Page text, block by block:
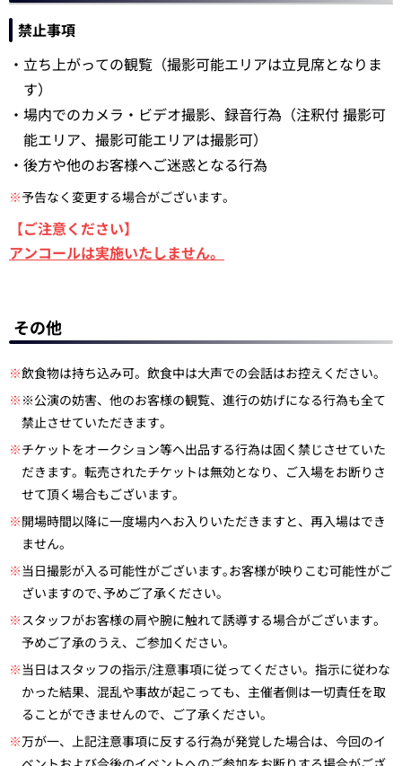
禁止事項
・立ち上がっての観覧（撮影可能エリアは立見席となりま
す）
・場内でのカメラ・ビデオ撮影、録音行為（注釈付 撮影可
能エリア、撮影可能エリアは撮影可）
・後方や他のお客様へご迷惑となる行為
※予告なく変更する場合がございます。
【ご注意ください】
アンコールは実施いたしません。
その他
※飲食物は持ち込み可。飲食中は大声での会話はお控えください。
※ ※公演の妨害、他のお客様の観覧、進行の妨げになる行為も全て
禁止させていただきます。
※チケットをオークション等へ出品する行為は固く禁じさせていた
だきます。転売されたチケットは無効となり、ご入場をお断りさ
せて頂く場合もございます。
※開場時間以降に一度場内へお入りいただきますと、再入場はでき
ません。
※ 当日撮影が入る可能性がございます｡お客様が映りこむ可能性がご
ざいますので､予めご了承ください｡
※ スタッフがお客様の肩や腕に触れて誘導する場合がございます。
予めご了承のうえ、ご参加ください。
※ 当日はスタッフの指示/注意事項に従ってください。指示に従わな
かった結果、混乱や事故が起こっても、主催者側は一切責任を取
ることができませんので、ご了承ください。
※万が一、上記注意事項に反する行為が発覚した場合は、今回のイ